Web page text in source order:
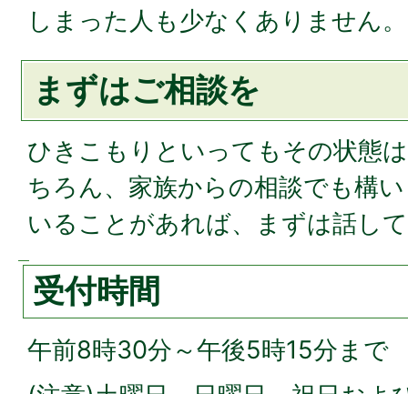
しまった人も少なくありません。
まずはご相談を
ひきこもりといってもその状態
ちろん、家族からの相談でも構
いることがあれば、まずは話し
受付時間
午前8時30分～午後5時15分まで